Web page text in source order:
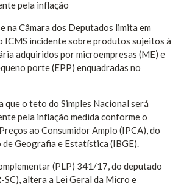
pela inflação
na Câmara dos Deputados limita em
ICMS incidente sobre produtos sujeitos à
adquiridos por microempresas (ME) e
porte (EPP) enquadradas no
que o teto do Simples Nacional será
pela inflação medida conforme o
ao Consumidor Amplo (IPCA), do
Geografia e Estatística (IBGE).
(PLP) 341/17, do deputado
altera a Lei Geral da Micro e